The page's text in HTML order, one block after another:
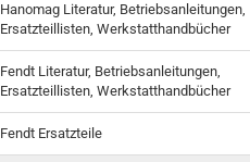
Hanomag Literatur, Betriebsanleitungen,
Ersatzteillisten, Werkstatthandbücher
Fendt Literatur, Betriebsanleitungen,
Ersatzteillisten, Werkstatthandbücher
Fendt Ersatzteile